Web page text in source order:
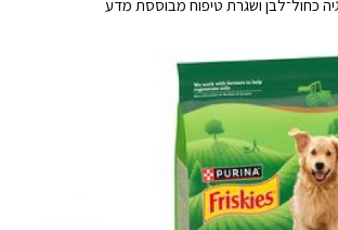
כחול־לבן ושגרת טיפוח מבוססת מדע